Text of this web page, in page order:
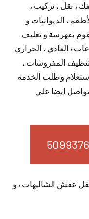
، نقل ، تركيب ،
، الديوانيات و
نقوم بفهرسة و تغليف
، العادي ، الحراري
تنظيف المفروشات ،
وطلب الخدمة
ايضا علي
عفش الشاليهات ، و